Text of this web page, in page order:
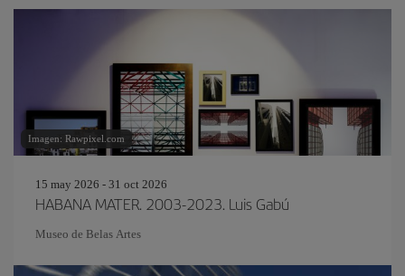
Imagen: Rawpixel.com
15 may 2026 - 31 oct 2026
HABANA MATER. 2003-2023. Luis Gabú
Museo de Belas Artes